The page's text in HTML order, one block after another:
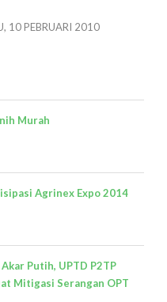
10 PEBRUARI 2010
Murah
Agrinex Expo 2014
Putih, UPTD P2TP
Mitigasi Serangan OPT